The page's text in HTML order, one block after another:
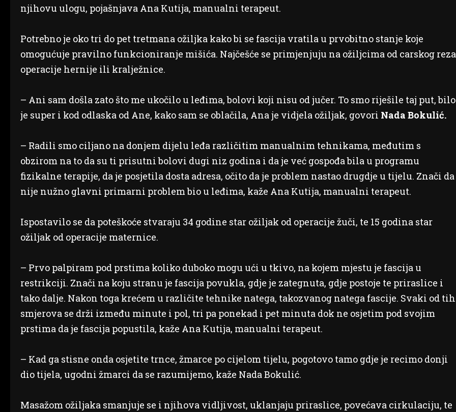
njihovu ulogu, pojašnjava Ana Kutija, manualni terapeut.
Potrebno je oko tri do pet tretmana ožiljka kako bi se fascija vratila u prvobitno stanje koje
omogućuje pravilno funkcioniranje mišića. Najčešće se primjenjuju na ožiljcima od carskog
operacije hernije ili kralježnice.
– Ani sam došla zato što me ukočilo u leđima, bolovi koji nisu od jučer. To smo riješile taj put, bilo
je super i kod odlaska od Ane, kako sam se oblačila, Ana je vidjela ožiljak, govori Nada Bokulić.
– Radili smo ciljano na donjem dijelu leđa različitim manualnim tehnikama, međutim s
obzirom na to da su ti prisutni bolovi dugi niz godina i da je već gospođa bila u programu
fizikalne terapije, da je posjetila dosta adresa, očito da je problem nastao drugdje u tijelu. Znači da
nije nužno glavni primarni problem bio u leđima, kaže Ana Kutija, manualni terapeut.
Ispostavilo se da poteškoće stvaraju 34 godine star ožiljak od operacije žuči, te 15 godina star
ožiljak od operacije maternice.
– Prvo palpiram pod prstima koliko duboko mogu ući u tkivo, na kojem mjestu je fascija u
restrikciji. Znači na koju stranu je fascija povukla, gdje je zategnuta, gdje postoje te priraslice i
tako dalje. Nakon toga krećem u različite tehnike natega, takozvanog natega fascije. Svaki od tih
smjerova se drži između minute i pol, tri pa ponekad i pet minuta dok ne osjetim pod svojim
prstima da je fascija popustila, kaže Ana Kutija, manualni terapeut.
– Kad ga stisne onda osjetite trnce, žmarce po cijelom tijelu, pogotovo tamo gdje je recimo donji
dio tijela, ugodni žmarci da se razumijemo, kaže Nada Bokulić.
Masažom ožiljaka smanjuje se i njihova vidljivost, uklanjaju priraslice, povećava cirkulaciju, te